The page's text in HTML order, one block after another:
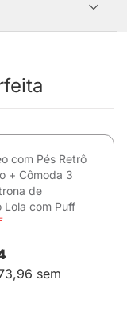
com Pés Retrô
+ Cômoda 3
de
Lola com Puff
sem